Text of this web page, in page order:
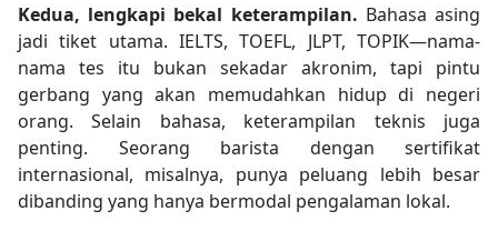
Kedua, lengkapi bekal keterampilan. Bahasa asing
jadi tiket utama. IELTS, TOEFL, JLPT, TOPIK—nama-
nama tes itu bukan sekadar akronim, tapi pintu
gerbang yang akan memudahkan hidup di negeri
orang. Selain bahasa, keterampilan teknis juga
penting. Seorang barista dengan sertifikat
internasional, misalnya, punya peluang lebih besar
dibanding yang hanya bermodal pengalaman lokal.